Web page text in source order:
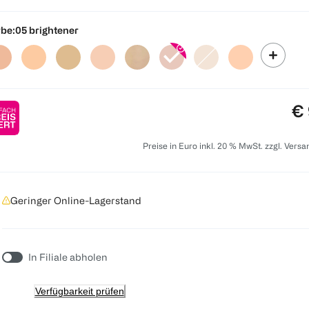
05 brightener
€
Preise in Euro inkl. 20 % MwSt. zzgl.
Geringer Online-Lagerstand
In Filiale abholen
Verfügbarkeit prüfen